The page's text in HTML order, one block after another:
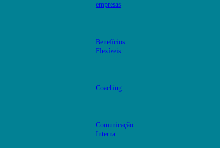
empresas
Benefícios
Flexíveis
Coaching
Comunicação
Interna